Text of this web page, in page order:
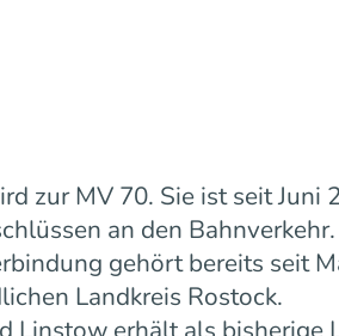
zur MV 70. Sie ist seit Juni
an den Bahnverkehr.
gehört bereits seit
Landkreis Rostock.